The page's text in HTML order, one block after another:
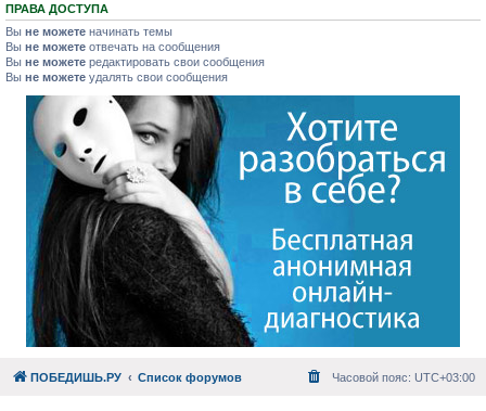
ПРАВА ДОСТУПА
Вы не можете начинать темы
Вы не можете отвечать на сообщения
Вы не можете редактировать свои сообщения
Вы не можете удалять свои сообщения
ПОБЕДИШЬ.РУ Список форумов Часовой пояс: UTC+03:00